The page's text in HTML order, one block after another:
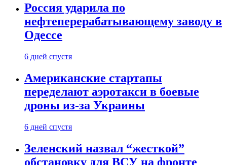
Россия ударила по
нефтеперерабатывающему заводу в
Одессе
6 дней спустя
Американские стартапы
переделают аэротакси в боевые
дроны из-за Украины
6 дней спустя
Зеленский назвал “жесткой”
обстановку для ВСУ на фронте